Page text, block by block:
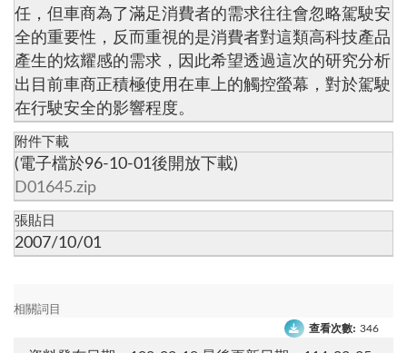
任，但車商為了滿足消費者的需求往往會忽略駕駛安
全的重要性，反而重視的是消費者對這類高科技產品
產生的炫耀感的需求，因此希望透過這次的研究分析
出目前車商正積極使用在車上的觸控螢幕，對於駕駛
在行駛安全的影響程度。
附件下載
(電子檔於96-10-01後開放下載)
D01645.zip
張貼日
2007/10/01
相關詞目
查看次數: 346